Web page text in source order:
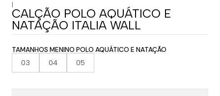
|
CALÇÃO POLO AQUÁTICO E
NATAÇÃO ITALIA WALL
TAMANHOS MENINO POLO AQUÁTICO E NATAÇÃO
03 04 05